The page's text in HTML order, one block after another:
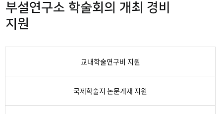
연구윤리 보안·안전
교내연구지원
연구비종합 관리시스템
부설연구소 학술회의 개최 경비
지원
교내학술연구비 지원
국제학술지 논문게재 지원